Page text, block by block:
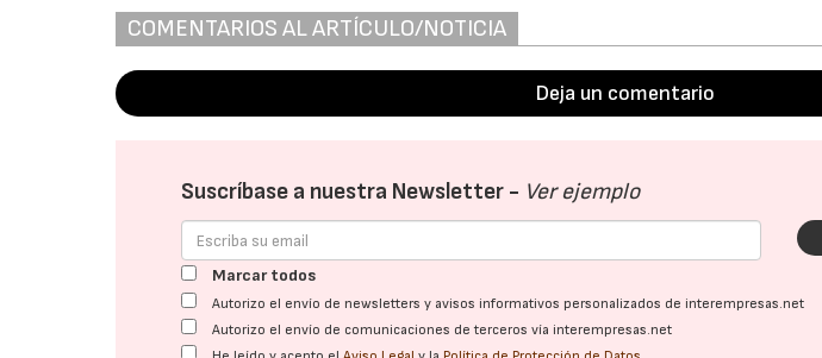
COMENTARIOS AL ARTÍCULO/NOTICIA
Deja un comentario
Suscríbase a nuestra Newsletter - Ver ejemplo
Marcar todos
Autorizo el envío de newsletters y avisos informativos personalizados de interempresas.net
Autorizo el envío de comunicaciones de terceros vía interempresas.net